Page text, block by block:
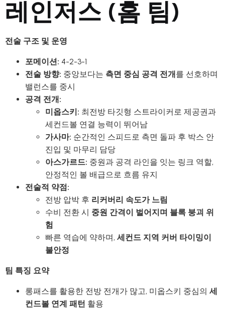
레인저스 (홈 팀)
전술 구조 및 운영
포메이션: 4-2-3-1
전술 방향: 중앙보다는 측면 중심 공격 전개를 선호하며
밸런스를 중시
공격 전개:
미옵스키: 최전방 타깃형 스트라이커로 제공권과
세컨드볼 연결 능력이 뛰어남
가사마: 순간적인 스피드로 측면 돌파 후 박스 안
진입 및 마무리 담당
아스가르드: 중원과 공격 라인을 잇는 링크 역할,
안정적인 볼 배급으로 흐름 유지
전술적 약점:
전방 압박 후 리커버리 속도가 느림
수비 전환 시 중원 간격이 벌어지며 블록 붕괴 위
험
빠른 역습에 약하며, 세컨드 지역 커버 타이밍이
불안정
팀 특징 요약
롱패스를 활용한 전방 전개가 많고, 미옵스키 중심의 세
컨드볼 연계 패턴 활용